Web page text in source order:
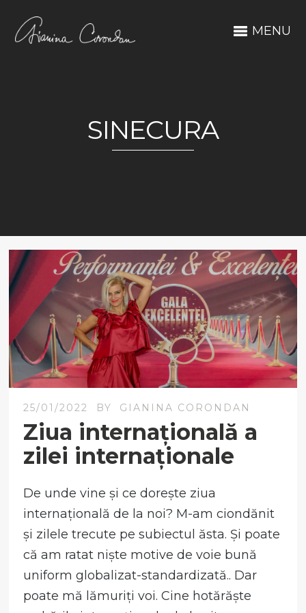
MENU
SINECURA
25/01/2022 BY GIANINA CORONDAN
Ziua internațională a
zilei internaționale
De unde vine și ce dorește ziua
internațională de la noi? M-am ciondănit
și zilele trecute pe subiectul ăsta. Și poate
că am ratat niște motive de voie bună
uniform globalizat-standardizată.. Dar
poate mă lămuriți voi. Cine hotărăște